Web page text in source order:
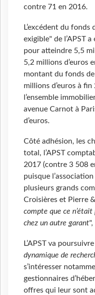
contre 71 en 2016.
L’excédent du
exigible" de l’APST
pour atteindre 5,5
5,2 millions d’euros
montant du fonds de
millions d’euros à
l’ensemble
avenue Carnot à
d’euros.
Côté adhésion, les
total, l’APST
2017 (contre 3 508
puisque
plusieurs grands
Croisières et Pierre &
compte que ce n’était
chez un autre garant
L’APST va
dynamique de
s’intéresser
gestionnaires
offres qui leur sont